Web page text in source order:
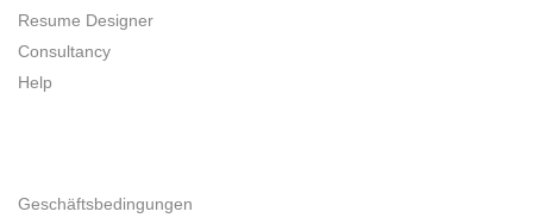
Resume Designer
Consultancy
Help
Geschäftsbedingungen